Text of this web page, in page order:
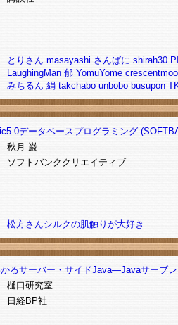
とりさん masayashi さんばに shirah30
LaughingMan 郁 YomuYome
みちるん 絹 takchabo unbobo busupon
データベースプログラミング
秋月 巌
ソフトバンククリエイティブ
松方さんシルクの肌触りが大好き
るサーバー・サイドJava―Javaサーブ
樋口研究室
日経BP社